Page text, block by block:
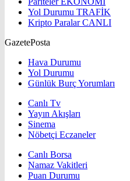
Yol Durumu TRAFİK
Kripto ParalarCANLI
GazetePosta
Hava Durumu
Yol Durumu
Günlük Burç Yorumları
Canlı Tv
Yayın Akışları
Sinema
Nöbetçi Eczaneler
Canlı Borsa
Namaz Vakitleri
Puan Durumu